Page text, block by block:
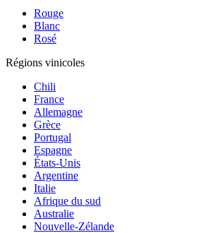
Rouge
Blanc
Rosé
Régions vinicoles
Chili
France
Allemagne
Grèce
Portugal
Espagne
États-Unis
Argentine
Italie
Afrique du sud
Australie
Nouvelle-Zélande